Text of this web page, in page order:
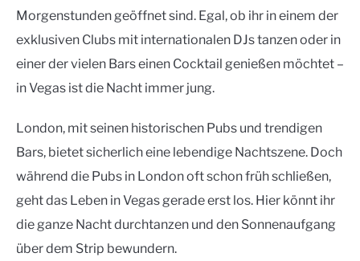
Morgenstunden geöffnet sind. Egal, ob ihr in einem der
exklusiven Clubs mit internationalen DJs tanzen oder in
einer der vielen Bars einen Cocktail genießen möchtet –
in Vegas ist die Nacht immer jung.
London, mit seinen historischen Pubs und trendigen
Bars, bietet sicherlich eine lebendige Nachtszene. Doch
während die Pubs in London oft schon früh schließen,
geht das Leben in Vegas gerade erst los. Hier könnt ihr
die ganze Nacht durchtanzen und den Sonnenaufgang
über dem Strip bewundern.